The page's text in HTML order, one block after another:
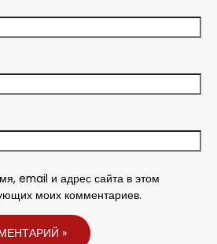
email и адрес сайта в этом
моих комментариев.